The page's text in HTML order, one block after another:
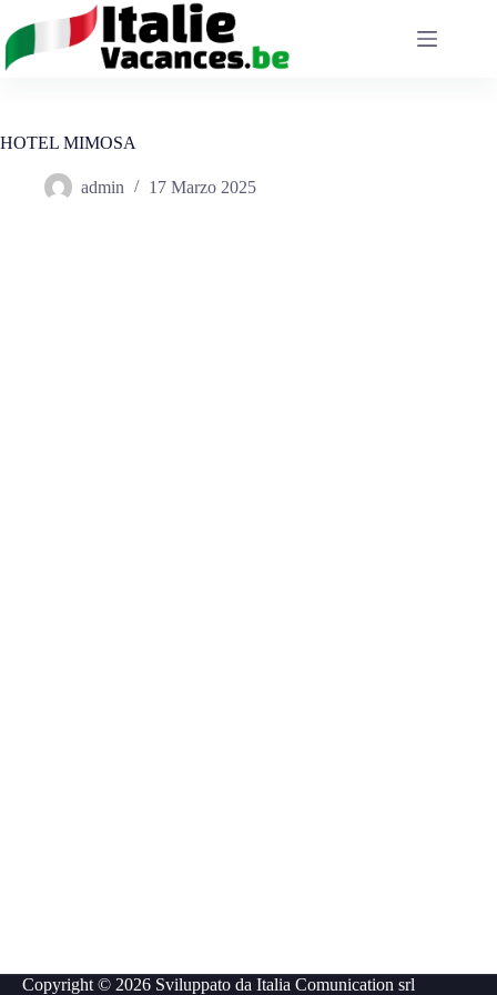
contenuto
HOTEL MIMOSA
admin 17 Marzo 2025
Copyright © 2026 Sviluppato daItalia Comunication srl